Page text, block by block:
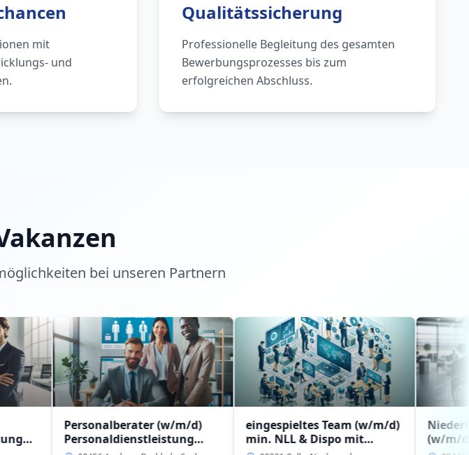
mit
und
Qualitätssicherung
Professionelle Begleitung des gesamten
Bewerbungsprozesses bis zum
erfolgreichen Abschluss.
bei unseren Partnern
Personalberater (w/m/d)
Personaldienstleistung
eingespieltes Team (w/m/d)
min. NLL & Dispo mit
(w/m/d) mit